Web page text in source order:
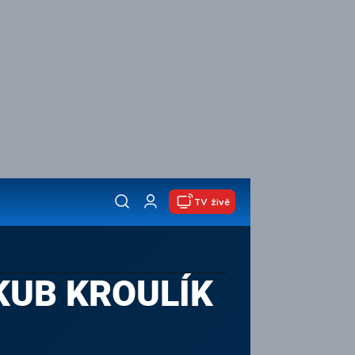
TV živě
KROULÍK